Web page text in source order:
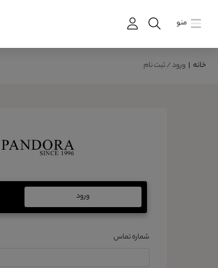
منو
خانه | ورود / ثبت نام
ورود
شماره تماس